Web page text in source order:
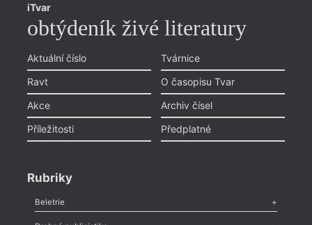
iTvar
obtýdeník živé literatury
Aktuální číslo
Ravt
Akce
Příležitosti
Tvárnice
O časopisu Tvar
Archiv čísel
Předplatné
Rubriky
Beletrie
Poezie,Próza,Dokumenty